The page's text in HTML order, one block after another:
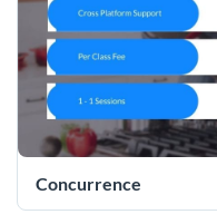
Concurrence